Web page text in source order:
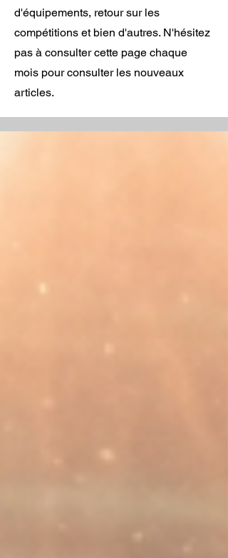
d'équipements, retour sur les
compétitions et bien d'autres. N'hésitez
pas à consulter cette page chaque
mois pour consulter les nouveaux
articles.